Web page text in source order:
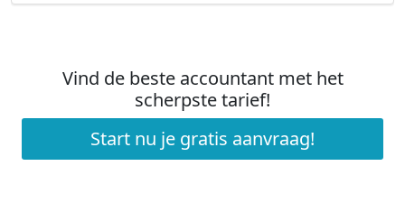
Vind de beste accountant met het
scherpste tarief!
Start nu je gratis aanvraag!